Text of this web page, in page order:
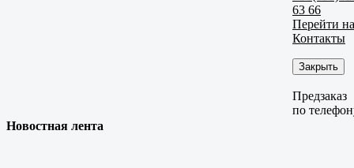
63 66
Перейти на
Контакты
Закрыть
Предзаказ
по
Новостная лента